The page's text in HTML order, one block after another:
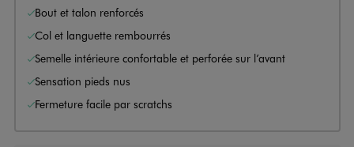
Bout et talon renforcés
Col et languette rembourrés
Semelle intérieure confortable et perforée sur l’avant
Sensation pieds nus
Fermeture facile par scratchs